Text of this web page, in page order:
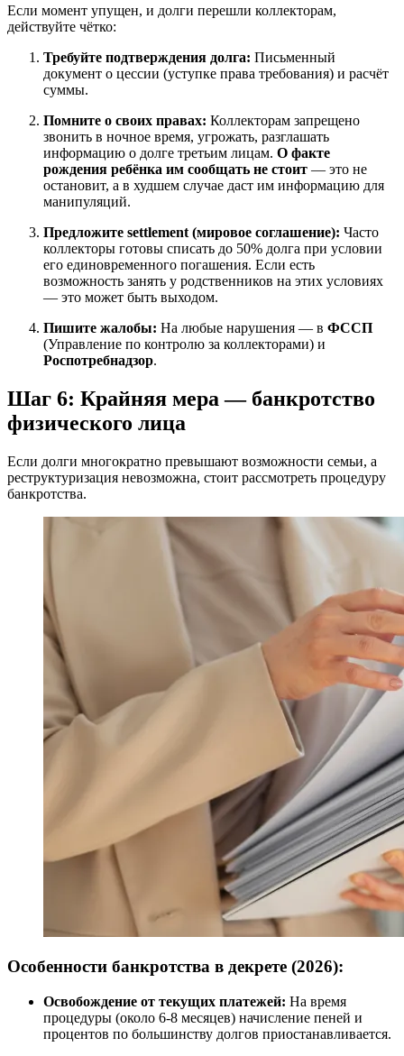
Если момент упущен, и долги перешли коллекторам,
действуйте чётко:
Требуйте подтверждения долга: Письменный
документ о цессии (уступке права требования) и расчёт
суммы.
Помните о своих правах: Коллекторам запрещено
звонить в ночное время, угрожать, разглашать
информацию о долге третьим лицам. О факте
рождения ребёнка им сообщать не стоит — это не
остановит, а в худшем случае даст им информацию для
манипуляций.
Предложите settlement (мировое соглашение): Часто
коллекторы готовы списать до 50% долга при условии
его единовременного погашения. Если есть
возможность занять у родственников на этих условиях
— это может быть выходом.
Пишите жалобы: На любые нарушения — в ФССП
(Управление по контролю за коллекторами) и
Роспотребнадзор.
Шаг 6: Крайняя мера — банкротство
физического лица
Если долги многократно превышают возможности семьи, а
реструктуризация невозможна, стоит рассмотреть процедуру
банкротства.
Особенности банкротства в декрете (2026):
Освобождение от текущих платежей: На время
процедуры (около 6-8 месяцев) начисление пеней и
процентов по большинству долгов приостанавливается.